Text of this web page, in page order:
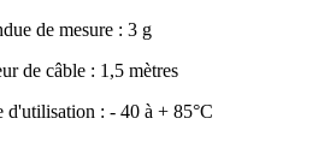
de mesure : 3 g
de câble : 1,5 mètres
d'utilisation : - 40 à + 85°C